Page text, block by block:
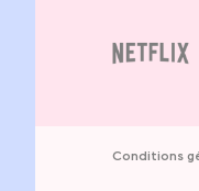
Conditions